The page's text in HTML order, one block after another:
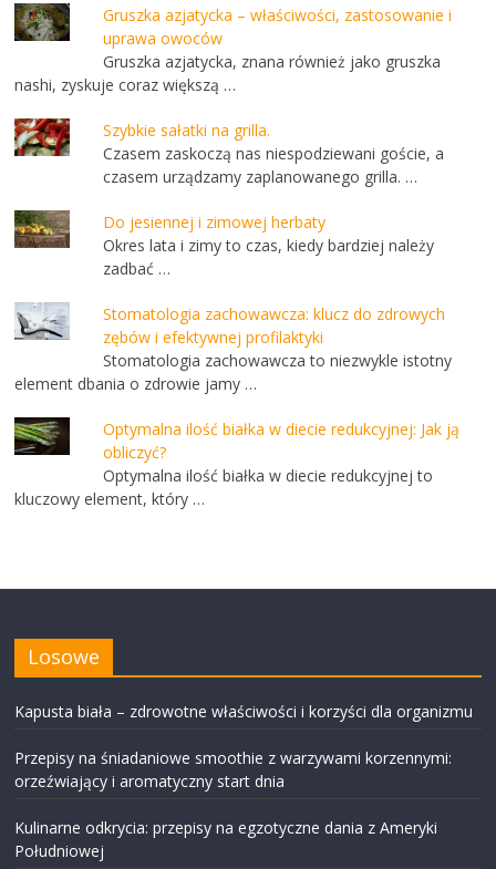
Gruszka azjatycka – właściwości, zastosowanie i
uprawa owoców
Gruszka azjatycka, znana również jako gruszka
nashi, zyskuje coraz większą …
Szybkie sałatki na grilla.
Czasem zaskoczą nas niespodziewani goście, a
czasem urządzamy zaplanowanego grilla. …
Do jesiennej i zimowej herbaty
Okres lata i zimy to czas, kiedy bardziej należy
zadbać …
Stomatologia zachowawcza: klucz do zdrowych
zębów i efektywnej profilaktyki
Stomatologia zachowawcza to niezwykle istotny
element dbania o zdrowie jamy …
Optymalna ilość białka w diecie redukcyjnej: Jak ją
obliczyć?
Optymalna ilość białka w diecie redukcyjnej to
kluczowy element, który …
Losowe
Kapusta biała – zdrowotne właściwości i korzyści dla organizmu
Przepisy na śniadaniowe smoothie z warzywami korzennymi:
orzeźwiający i aromatyczny start dnia
Kulinarne odkrycia: przepisy na egzotyczne dania z Ameryki
Południowej